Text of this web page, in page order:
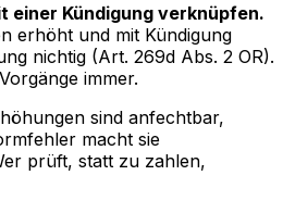
einer Kündigung verknüpfen.
erhöht und mit Kündigung
nichtig (Art. 269d Abs. 2 OR).
immer.
sind anfechtbar,
macht sie
prüft, statt zu zahlen,